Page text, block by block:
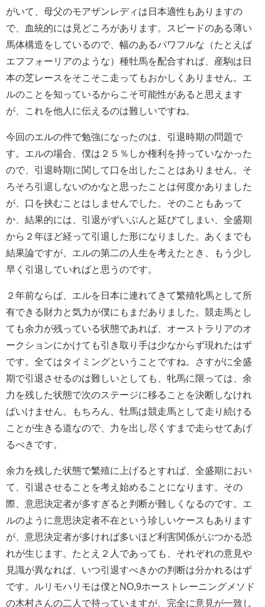
がいて、母父のモアザンレディは日本適性もありますの
で、血統的には見どころがあります。スピードのある薄い
馬体構造をしているので、幅のあるパワフルな（たとえば
エフフォーリアのような）種牡馬を配合すれば、産駒は日
本の芝レースをそこそこ走ってもおかしくありません。エ
ルのことを知っているからこそ可能性があると思えます
が、これを他人に伝えるのは難しいですね。
今回のエルの件で勉強になったのは、引退時期の問題で
す。エルの場合、僕は２５％しか権利を持っていなかった
ので、引退時期に関して口を出したことはありません。そ
ろそろ引退しないのかなと思ったことは何度かありました
が、口を挟むことはしませんでした。そのこともあって
か、結果的には、引退がずいぶんと延びてしまい、全盛期
から２年ほど経って引退した形になりました。あくまでも
結果論ですが、エルの第二の人生を考えたとき、もう少し
早く引退していればと思うのです。
２年前ならば、エルを日本に連れてきて繁殖牝馬として所
有できる財力と気力が僕にもまだありました。競走馬とし
ても余力が残っている状態であれば、オーストラリアのオ
ークションにかけても引き取り手は少なからず現れたはず
です。全てはタイミングということですね。さすがに全盛
期で引退させるのは難しいとしても、牝馬に限っては、余
力を残した状態で次のステージに移ることを決断しなけれ
ばいけません。もちろん、牡馬は競走馬として走り続ける
ことが生きる道なので、力を出し尽くすまで走らせてあげ
るべきです。
余力を残した状態で繁殖に上げるとすれば、全盛期におい
て、引退させることを考え始めることになります。その
際、意思決定者が多すぎると判断が難しくなるのです。エ
ルのように意思決定者不在という珍しいケースもあります
が、意思決定者が多ければ多いほど利害関係がぶつかる恐
れが生じます。たとえ２人であっても、それぞれの意見や
見識が異なれば、いつ引退すべきかの判断は分かれるはず
です。ルリモハリモは僕とNO,9ホーストレーニングメソド
の木村さんの二人で持っていますが、完全に意見が一致し